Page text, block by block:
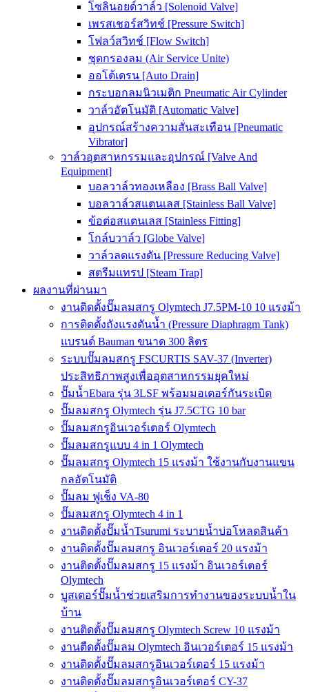
โซลินอยด์วาล์ว [Solenoid Valve]
เพรสเชอร์สวิทช์ [Pressure Switch]
โฟลว์สวิทช์ [Flow Switch]
ชุดกรองลม (Air Service Unite)
ออโต้เดรน [Auto Drain]
กระบอกลมนิวเมติก Pneumatic Air Cylinder
วาล์วอัตโนมัติ [Automatic Valve]
อุปกรณ์สร้างความสั่นสะเทือน [Pneumatic
Vibrator]
วาล์วอุตสาหกรรมและอุปกรณ์ [Valve And
Equipment]
บอลวาล์วทองเหลือง [Brass Ball Valve]
บอลวาล์วสแตนเลส [Stainless Ball Valve]
ข้อต่อสแตนเลส [Stainless Fitting]
โกล์บวาล์ว [Globe Valve]
วาล์วลดแรงดัน [Pressure Reducing Valve]
สตรีมแทรป [Steam Trap]
ผลงานที่ผ่านมา
งานติดตั้งปั๊มลมสกรู Olymtech J7.5PM-10 10 แรงม้า
การติดตั้งถังแรงดันน้ำ (Pressure Diaphragm Tank)
แบรนด์ Bauman ขนาด 300 ลิตร
ระบบปั๊มลมสกรู FSCURTIS SAV-37 (Inverter)
ประสิทธิภาพสูงเพื่ออุตสาหกรรมยุคใหม่
ปั๊มน้ำEbara รุ่น 3LSF พร้อมมอเตอร์กันระเบิด
ปั๊มลมสกรู Olymtech รุ่น J7.5CTG 10 bar
ปั๊มลมสกรูอินเวอร์เตอร์ Olymtech
ปั๊มลมสกรูแบบ 4 in 1 Olymtech
ปั๊มลมสกรู Olymtech 15 แรงม้า ใช้งานกับงานแขน
กลอัตโนมัติ
ปั๊มลม ฟูเช็ง VA-80
ปั๊มลมสกรู Olymtech 4 in 1
งานติดตั้งปั๊มน้ำTsurumi ระบายน้ำบ่อโหลดสินค้า
งานติดตั้งปั๊มลมสกรู อินเวอร์เตอร์ 20 แรงม้า
งานติดตั้งปั๊มลมสกรู 15 แรงม้า อินเวอร์เตอร์
Olymtech
บูสเตอร์ปั๊มน้ำช่วยเสริมการทำงานของระบบน้ำใน
บ้าน
งานติดตั้งปั๊มลมสกรู Olymtech Screw 10 แรงม้า
งานตืดตั้งปั๊มลม Olymtech อินเวอร์เตอร์ 15 แรงม้า
งานติดตั้งปั๊มลมสกรูอินเวอร์เตอร์ 15 แรงม้า
งานติดตั้งปั๊มลมสกรูอินเวอร์เตอร์ CY-37